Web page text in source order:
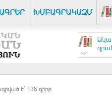
ԽՄԲԱԳՐԱԿԱԶՄ
է` 136 գիրք